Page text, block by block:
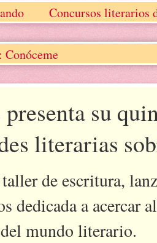
Concursos literarios
presenta su
literarias
taller de escritura,
dedicada a acercar
mundo literario.